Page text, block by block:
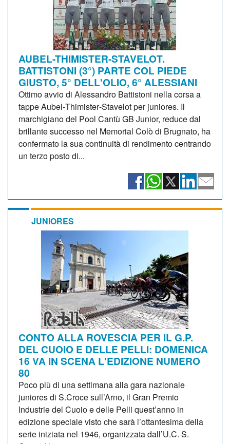
AUBEL-THIMISTER-STAVELOT.
BATTISTONI (3°) PARTE COL PIEDE
GIUSTO, 5° DELL'OLIO, 6° ALESSIANI
Ottimo avvio di Alessandro Battistoni nella corsa a
tappe Aubel‑Thimister‑Stavelot per juniores. Il
marchigiano del Pool Cantù GB Junior, reduce dal
brillante successo nel Memorial Colò di Brugnato, ha
confermato la sua continuità di rendimento centrando
un terzo posto di...
JUNIORES
CONTO ALLA ROVESCIA PER IL G.P.
DEL CUOIO E DELLE PELLI: DOMENICA
16 VA IN SCENA L'EDIZIONE NUMERO
80
Poco più di una settimana alla gara nazionale
juniores di S.Croce sull’Arno, il Gran Premio
Industrie del Cuoio e delle Pelli quest’anno in
edizione speciale visto che sarà l’ottantesima della
serie iniziata nel 1946, organizzata dall’U.C. S.